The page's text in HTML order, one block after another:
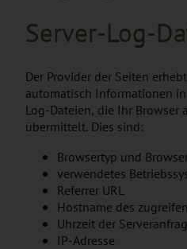
Server-Log-
Der Provider der Seiten
automatisch Informationen
Log-Dateien, die Ihr Browser
übermittelt. Dies sind:
Browsertyp und
verwendetes
Referrer URL
Hostname des
Uhrzeit der
IP-Adresse